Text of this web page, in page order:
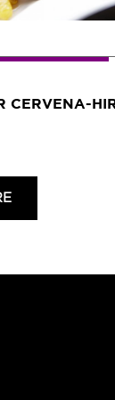
CERVENA-